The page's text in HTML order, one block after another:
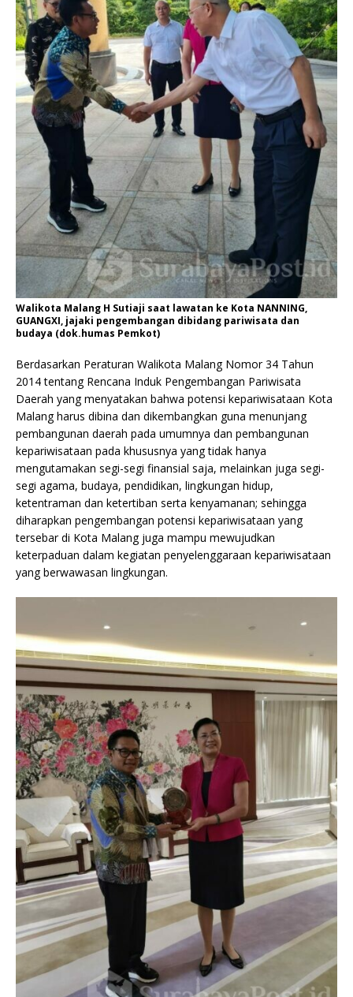
Walikota Malang H Sutiaji saat lawatan ke Kota NANNING,
GUANGXI, jajaki pengembangan dibidang pariwisata dan
budaya (dok.humas Pemkot)
Berdasarkan Peraturan Walikota Malang Nomor 34 Tahun
2014 tentang Rencana Induk Pengembangan Pariwisata
Daerah yang menyatakan bahwa potensi kepariwisataan Kota
Malang harus dibina dan dikembangkan guna menunjang
pembangunan daerah pada umumnya dan pembangunan
kepariwisataan pada khususnya yang tidak hanya
mengutamakan segi-segi finansial saja, melainkan juga segi-
segi agama, budaya, pendidikan, lingkungan hidup,
ketentraman dan ketertiban serta kenyamanan; sehingga
diharapkan pengembangan potensi kepariwisataan yang
tersebar di Kota Malang juga mampu mewujudkan
keterpaduan dalam kegiatan penyelenggaraan kepariwisataan
yang berwawasan lingkungan.